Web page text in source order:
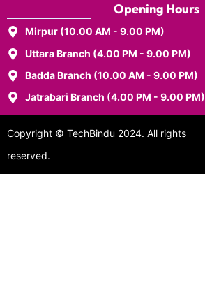
Opening Hours
Mirpur (10.00 AM - 9.00 PM)
Uttara Branch (4.00 PM - 9.00 PM)
Badda Branch (10.00 AM - 9.00 PM)
Jatrabari Branch (4.00 PM - 9.00 PM)
Copyright © TechBindu 2024. All rights
reserved.